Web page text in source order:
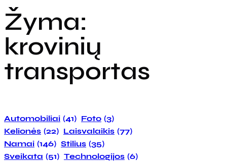
Žyma:
krovinių
transportas
Automobiliai (41) Foto (3)
Kelionės (22) Laisvalaikis (77)
Namai (146) Stilius (35)
Sveikata (51) Technologijos (6)